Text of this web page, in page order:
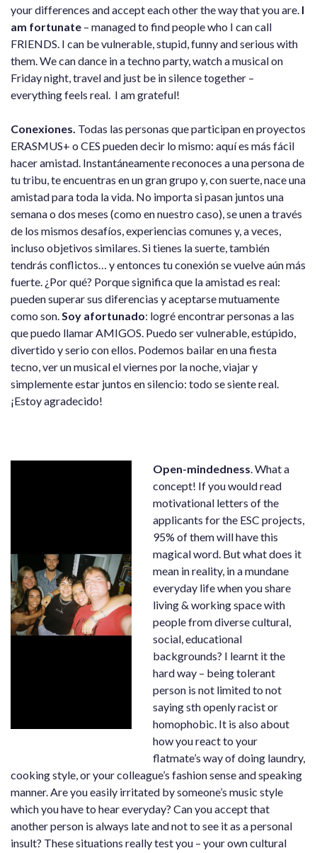
your differences and accept each other the way that you are. I
am fortunate – managed to find people who I can call
FRIENDS. I can be vulnerable, stupid, funny and serious with
them. We can dance in a techno party, watch a musical on
Friday night, travel and just be in silence together –
everything feels real. I am grateful!
Conexiones. Todas las personas que participan en proyectos
ERASMUS+ o CES pueden decir lo mismo: aquí es más fácil
hacer amistad. Instantáneamente reconoces a una persona de
tu tribu, te encuentras en un gran grupo y, con suerte, nace una
amistad para toda la vida. No importa si pasan juntos una
semana o dos meses (como en nuestro caso), se unen a través
de los mismos desafíos, experiencias comunes y, a veces,
incluso objetivos similares. Si tienes la suerte, también
tendrás conflictos… y entonces tu conexión se vuelve aún más
fuerte. ¿Por qué? Porque significa que la amistad es real:
pueden superar sus diferencias y aceptarse mutuamente
como son. Soy afortunado: logré encontrar personas a las
que puedo llamar AMIGOS. Puedo ser vulnerable, estúpido,
divertido y serio con ellos. Podemos bailar en una fiesta
tecno, ver un musical el viernes por la noche, viajar y
simplemente estar juntos en silencio: todo se siente real.
¡Estoy agradecido!
Open-mindedness . What a
concept! If you would read
motivational letters of the
applicants for the ESC projects,
95% of them will have this
magical word. But what does it
mean in reality, in a mundane
everyday life when you share
living & working space with
people from diverse cultural,
social, educational
backgrounds? I learnt it the
hard way – being tolerant
person is not limited to not
saying sth openly racist or
homophobic. It is also about
how you react to your
flatmate’s way of doing laundry,
cooking style, or your colleague’s fashion sense and speaking
manner. Are you easily irritated by someone’s music style
which you have to hear everyday? Can you accept that
another person is always late and not to see it as a personal
insult? These situations really test you – your own cultural